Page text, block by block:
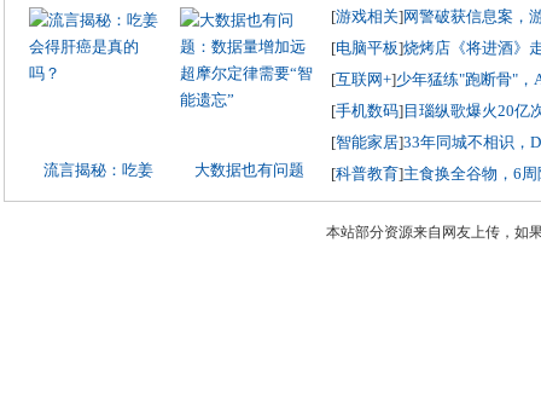
流言揭秘：吃姜 大数据也有问题
[游戏相关]网警破获信息案，
[电脑平板]烧烤店《将进酒》
[互联网+]少年猛练"跑断骨"，
[手机数码]目瑙纵歌爆火20亿
[智能家居]33年同城不相识，
[科普教育]主食换全谷物，6
本站部分资源来自网友上传，如